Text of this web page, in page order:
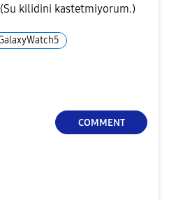
kilidini kastetmiyorum.)
COMMENT